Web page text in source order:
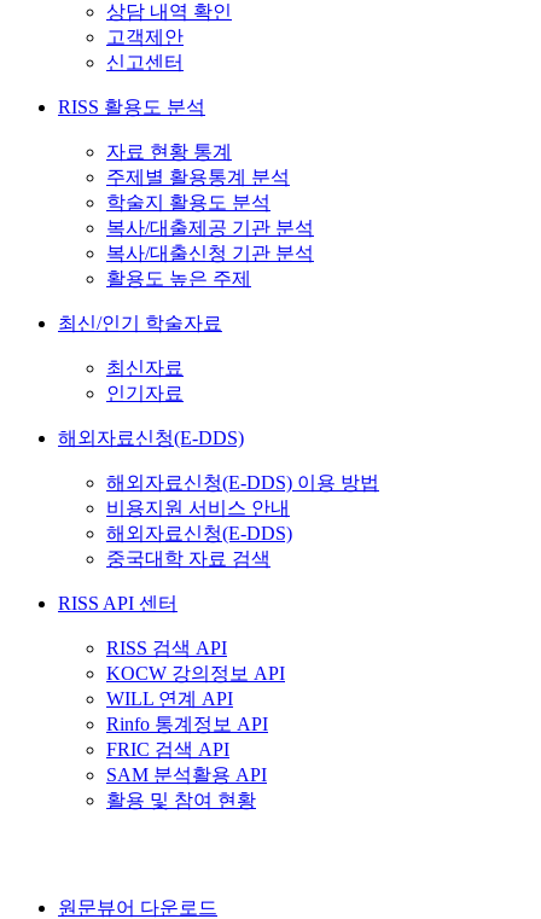
상담 내역 확인
고객제안
신고센터
RISS 활용도 분석
자료 현황 통계
주제별 활용통계 분석
학술지 활용도 분석
복사/대출제공 기관 분석
복사/대출신청 기관 분석
활용도 높은 주제
최신/인기 학술자료
최신자료
인기자료
해외자료신청(E-DDS)
해외자료신청(E-DDS) 이용 방법
비용지원 서비스 안내
해외자료신청(E-DDS)
중국대학 자료 검색
RISS API 센터
RISS 검색 API
KOCW 강의정보 API
WILL 연계 API
Rinfo 통계정보 API
FRIC 검색 API
SAM 분석활용 API
활용 및 참여 현황
원문뷰어 다운로드